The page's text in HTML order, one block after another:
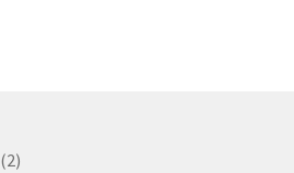
22